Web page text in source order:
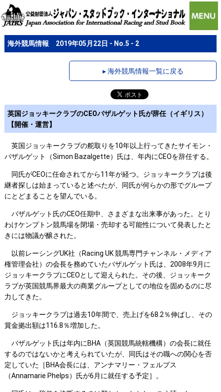
海外競馬情報 2019年05月22日 - No.5 - 2
▸ 海外競馬情報一覧に戻る
英国ジョッキークラブのCEOバザルゲット氏が辞任（イギリス）
【開催・運営】
英国ジョッキークラブの舵取りを10年以上行ってきたサイモン・
バザルゲット（Simon Bazalgette）氏は、年内にCEOを辞任する。
同氏がCEOに任命されてから11年が経つ。ジョッキークラブは後
継者探しは始まっていると述べたが、同氏が何らかの形でグループ
にとどまることを望んでいる。
バザルゲット氏のCEO任期中、さまざまな出来事があった。とり
わけケンプトン競馬場を閉場・売却する可能性について発表したと
きには物議が醸された。
以前レーシングUK社（Racing UK 競馬専門チャンネル・メディア
権管理会社）の会長を務めていたバザルゲット氏は、2008年9月に
ジョッキークラブにCEOとして迎えられた。その後、ジョッキーク
ラブが英国競馬界最大の商業グループとしての地位を固めるのに尽
力してきた。
ジョッキークラブは過去10年間で、売上げを68.2％伸ばし、その
賞金拠出額は116.8％増加した。
バザルゲット氏は年内にBHA（英国競馬統轄機構）の会長に就任
するのではないかと考えられていたが、同氏はその職への関心を否
定していた［BHA会長には、アンナマリー・フェルプス
（Annamarie Phelps）氏が6月に就任する予定］。